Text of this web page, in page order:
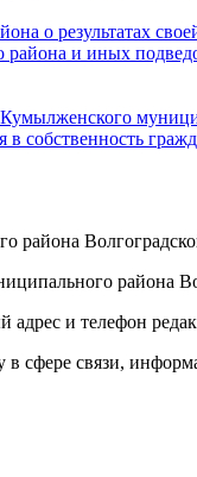
о результатах
и иных
в собственность
района
района
и телефон
в сфере связи,